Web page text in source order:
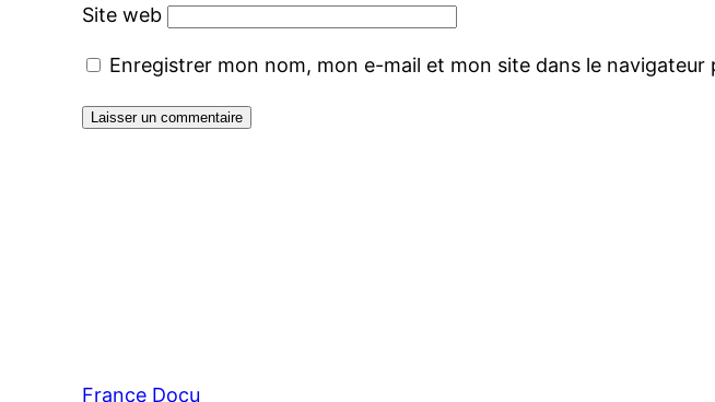
Site web
Enregistrer mon nom, mon e-mail et mon site dans le
France Docu